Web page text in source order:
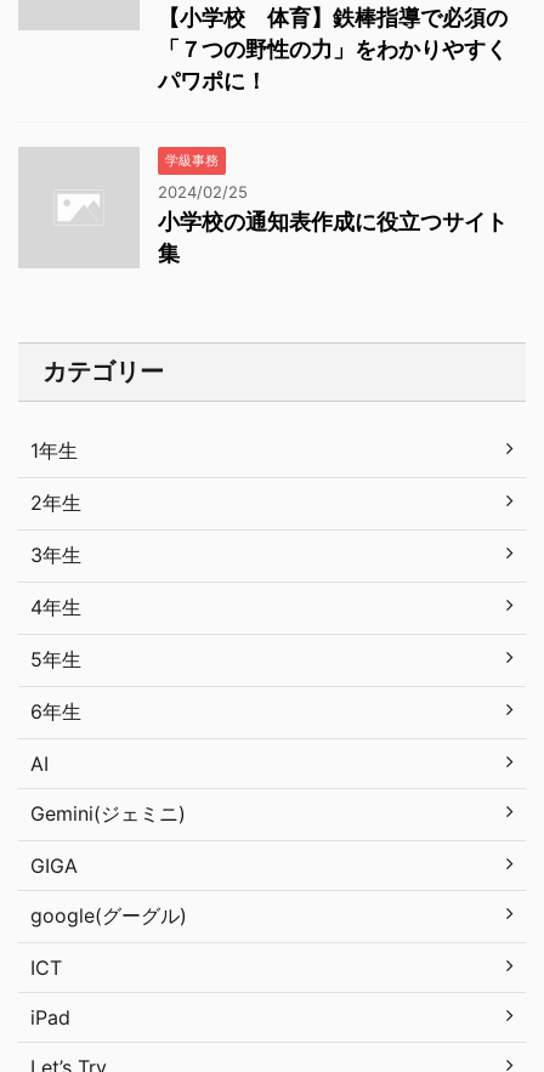
【小学校 体育】鉄棒指導で必須の
「７つの野性の力」をわかりやすく
パワポに！
学級事務
2024/02/25
小学校の通知表作成に役立つサイト
集
カテゴリー
1年生
2年生
3年生
4年生
5年生
6年生
AI
Gemini(ジェミニ)
GIGA
google(グーグル)
ICT
iPad